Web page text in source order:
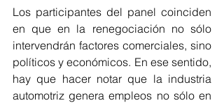
Los participantes del panel coinciden
en que en la renegociación no sólo
intervendrán factores comerciales, sino
políticos y económicos. En ese sentido,
hay que hacer notar que la industria
automotriz genera empleos no sólo en